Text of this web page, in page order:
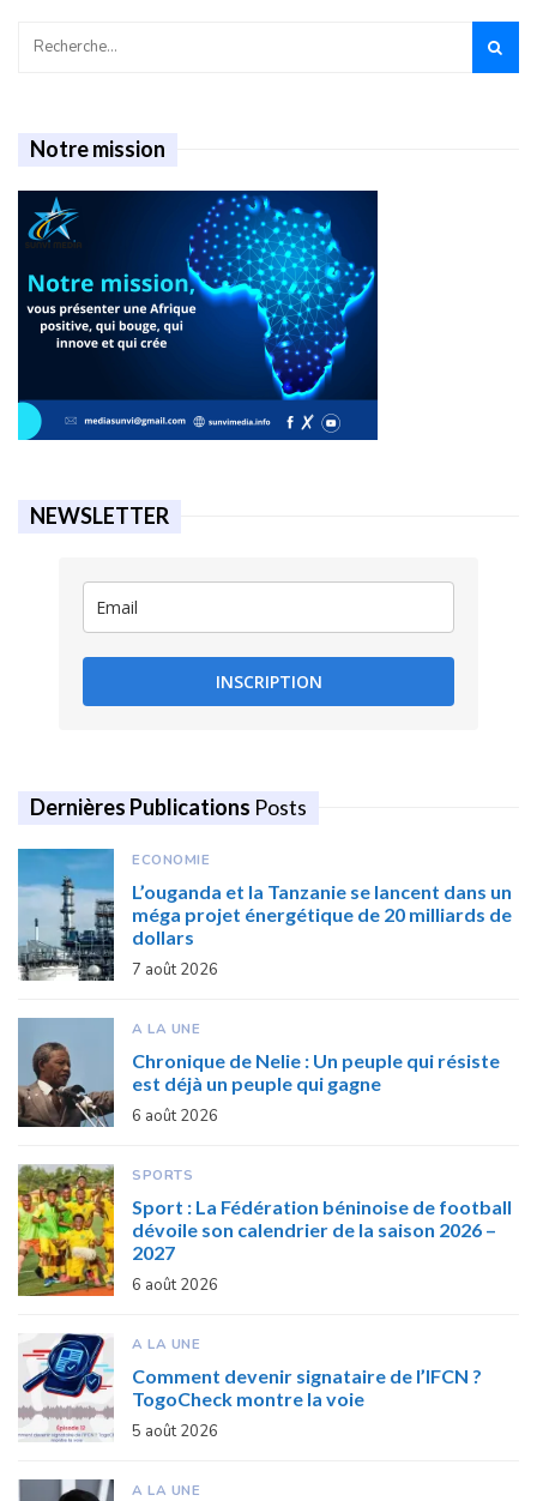
Notre mission
NEWSLETTER
INSCRIPTION
Dernières Publications Posts
ECONOMIE
L’ouganda et la Tanzanie se lancent dans un
méga projet énergétique de 20 milliards de
dollars
7 août 2026
A LA UNE
Chronique de Nelie : Un peuple qui résiste
est déjà un peuple qui gagne
6 août 2026
SPORTS
Sport : La Fédération béninoise de football
dévoile son calendrier de la saison 2026 –
2027
6 août 2026
A LA UNE
Comment devenir signataire de l’IFCN ?
TogoCheck montre la voie
5 août 2026
A LA UNE